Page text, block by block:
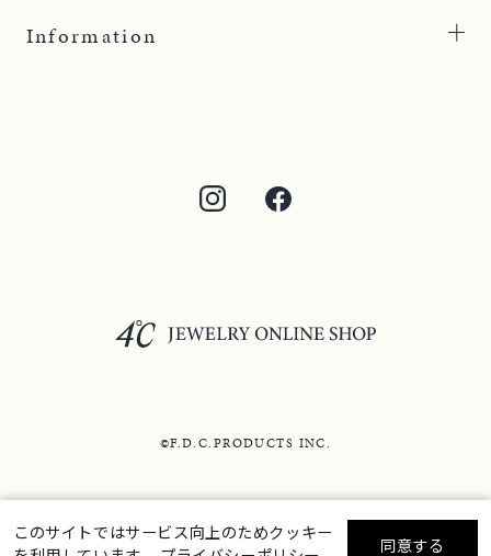
Information
©F.D.C.PRODUCTS INC.
このサイトではサービス向上のためクッキー
同意する